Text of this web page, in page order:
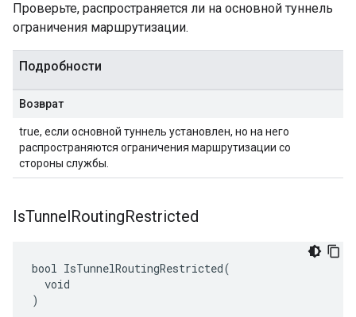
Проверьте, распространяется ли на основной туннель
ограничения маршрутизации.
Подробности
Возврат
true, если основной туннель установлен, но на него
распространяются ограничения маршрутизации со
стороны службы.
IsTunnelRoutingRestricted
bool IsTunnelRoutingRestricted(
  void
)